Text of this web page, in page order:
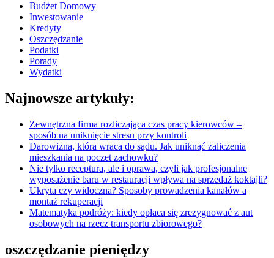
Budżet Domowy
Inwestowanie
Kredyty
Oszczędzanie
Podatki
Porady
Wydatki
Najnowsze artykuły:
Zewnętrzna firma rozliczająca czas pracy kierowców –
sposób na uniknięcie stresu przy kontroli
Darowizna, która wraca do sądu. Jak uniknąć zaliczenia
mieszkania na poczet zachowku?
Nie tylko receptura, ale i oprawa, czyli jak profesjonalne
wyposażenie baru w restauracji wpływa na sprzedaż koktajli?
Ukryta czy widoczna? Sposoby prowadzenia kanałów a
montaż rekuperacji
Matematyka podróży: kiedy opłaca się zrezygnować z aut
osobowych na rzecz transportu zbiorowego?
oszczędzanie pieniędzy